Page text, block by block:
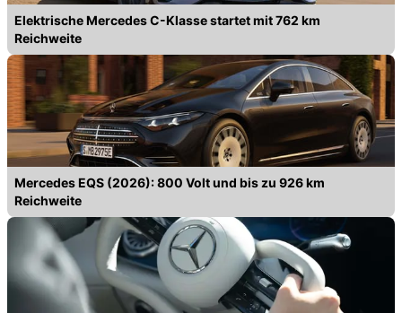
Elektrische Mercedes C-Klasse startet mit 762 km
Reichweite
Mercedes EQS (2026): 800 Volt und bis zu 926 km
Reichweite